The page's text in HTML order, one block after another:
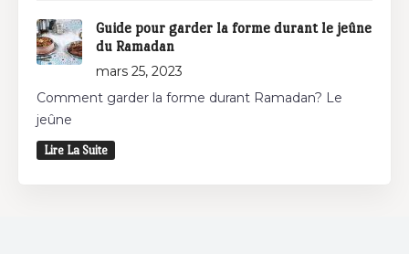
Guide pour garder la forme durant le jeûne
du Ramadan
mars 25, 2023
Comment garder la forme durant Ramadan? Le
jeûne
Lire La Suite